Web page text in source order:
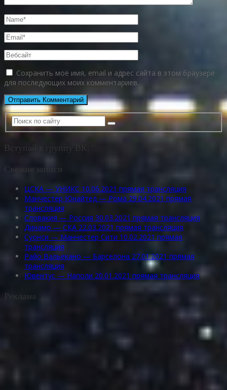
Сохранить моё имя, email и адрес сайта в этом браузере
для последующих моих комментариев.
Вступай в группу ВК:
Свежие записи
ЦСКА — УНИКС 10.06.2021 прямая трансляция
Манчестер Юнайтед — Рома 29.04.2021 прямая
трансляция
Словакия — Россия 30.03.2021 прямая трансляция
Динамо — СКА 22.03.2021 прямая трансляция
Суонси — Манчестер Сити 10.02.2021 прямая
трансляция
Райо Вальекано — Барселона 27.01.2021 прямая
трансляция
Ювентус — Наполи 20.01.2021 прямая трансляция
Реклама